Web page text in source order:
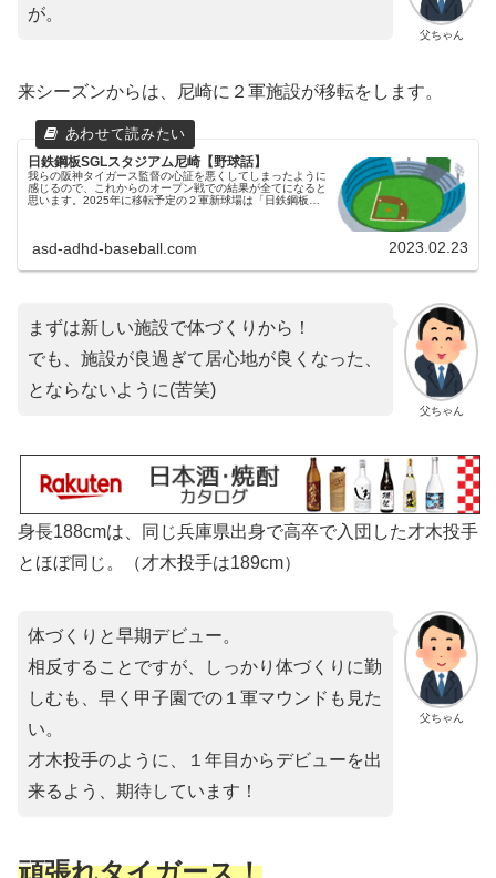
父ちゃん
が。
来シーズンからは、尼崎に２軍施設が移転をします。
日鉄鋼板SGLスタジアム尼崎【野球話】
我らの阪神タイガース監督の心証を悪くしてしまったように
感じるので、これからのオープン戦での結果が全てになると
思います。2025年に移転予定の２軍新球場は「日鉄鋼板Ｓ
asd-adhd-baseball.com 2023.02.23
父ちゃん
まずは新しい施設で体づくりから！
でも、施設が良過ぎて居心地が良くなった、
とならないように(苦笑)
身長188cmは、同じ兵庫県出身で高卒で入団した才木投手
とほぼ同じ。（才木投手は189cm）
父ちゃん
体づくりと早期デビュー。
相反することですが、しっかり体づくりに勤
しむも、早く甲子園での１軍マウンドも見た
い。
才木投手のように、１年目からデビューを出
来るよう、期待しています！